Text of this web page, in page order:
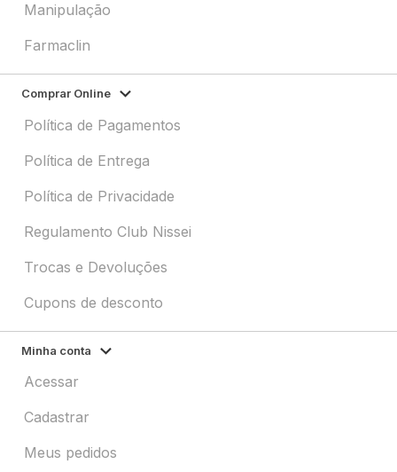
Manipulação
Farmaclin
Comprar Online
Política de Pagamentos
Política de Entrega
Política de Privacidade
Regulamento Club Nissei
Trocas e Devoluções
Cupons de desconto
Minha conta
Acessar
Cadastrar
Meus pedidos